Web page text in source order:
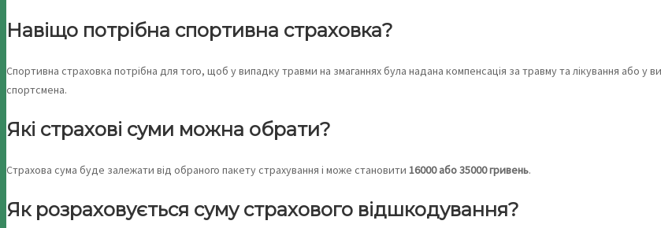
Навіщо потрібна спортивна страховка?
Спортивна страховка потрібна для того, щоб у випадку травми на змаганнях була надана компенсація за травму та лікування або у
спортсмена.
Які страхові суми можна обрати?
Страхова сума буде залежати від обраного пакету страхування і може становити 16000 або 35000 гривень.
Як розраховується суму страхового відшкодування?